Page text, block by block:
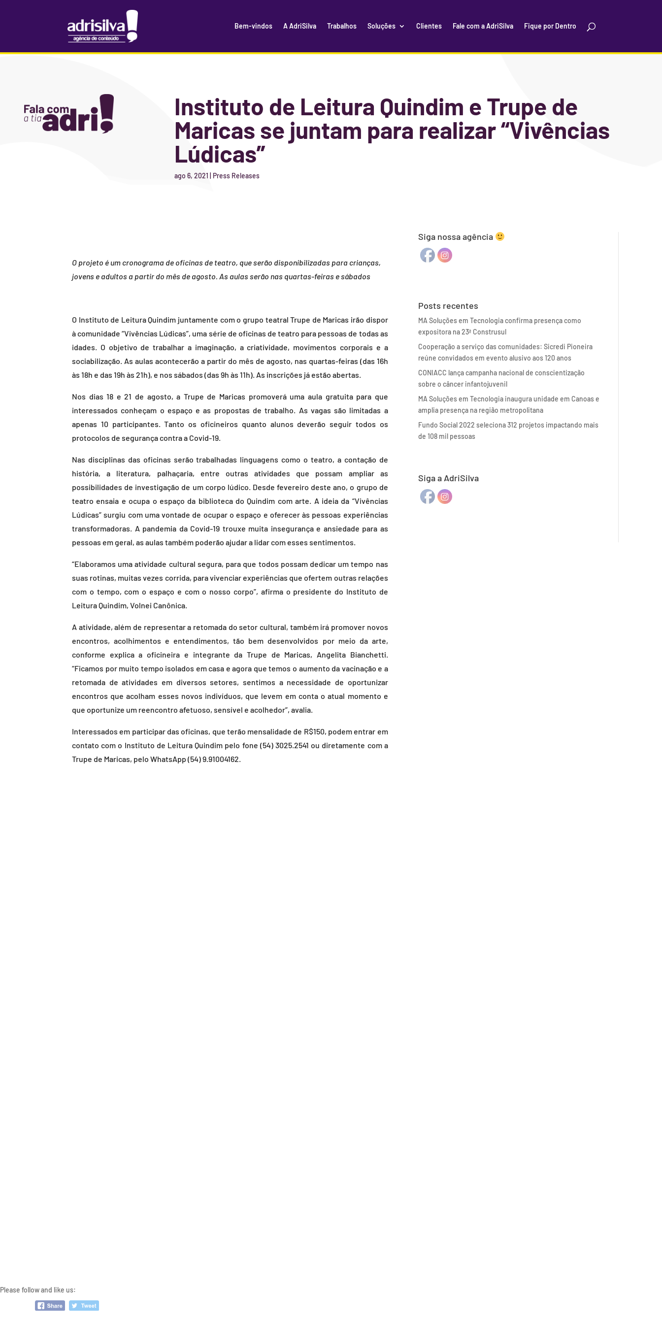
Bem-vindos A AdriSilva Trabalhos Soluções Clientes Fale com a AdriSilva Fique por Dentro
Instituto de Leitura Quindim e Trupe de
Maricas se juntam para realizar “Vivências
Lúdicas”
ago 6, 2021 Press Releases
O projeto é um cronograma de oficinas de teatro, que serão disponibilizadas para crianças,
jovens e adultos a partir do mês de agosto. As aulas serão nas quartas-feiras e sábados
O Instituto de Leitura Quindim juntamente com o grupo teatral Trupe de Maricas irão dispor
à comunidade “Vivências Lúdicas”, uma série de oficinas de teatro para pessoas de todas as
idades. O objetivo de trabalhar a imaginação, a criatividade, movimentos corporais e a
sociabilização. As aulas acontecerão a partir do mês de agosto, nas quartas-feiras (das 16h
às 18h e das 19h às 21h), e nos sábados (das 9h às 11h). As inscrições já estão abertas.
Nos dias 18 e 21 de agosto, a Trupe de Maricas promoverá uma aula gratuita para que
interessados conheçam o espaço e as propostas de trabalho. As vagas são limitadas a
apenas 10 participantes. Tanto os oficineiros quanto alunos deverão seguir todos os
protocolos de segurança contra a Covid-19.
Nas disciplinas das oficinas serão trabalhadas linguagens como o teatro, a contação de
história, a literatura, palhaçaria, entre outras atividades que possam ampliar as
possibilidades de investigação de um corpo lúdico. Desde fevereiro deste ano, o grupo de
teatro ensaia e ocupa o espaço da biblioteca do Quindim com arte. A ideia da “Vivências
Lúdicas” surgiu com uma vontade de ocupar o espaço e oferecer às pessoas experiências
transformadoras. A pandemia da Covid-19 trouxe muita insegurança e ansiedade para as
pessoas em geral, as aulas também poderão ajudar a lidar com esses sentimentos.
“Elaboramos uma atividade cultural segura, para que todos possam dedicar um tempo nas
suas rotinas, muitas vezes corrida, para vivenciar experiências que ofertem outras relações
com o tempo, com o espaço e com o nosso corpo”, afirma o presidente do Instituto de
Leitura Quindim, Volnei Canônica.
A atividade, além de representar a retomada do setor cultural, também irá promover novos
encontros, acolhimentos e entendimentos, tão bem desenvolvidos por meio da arte,
conforme explica a oficineira e integrante da Trupe de Maricas, Angelita Bianchetti.
“Ficamos por muito tempo isolados em casa e agora que temos o aumento da vacinação e a
retomada de atividades em diversos setores, sentimos a necessidade de oportunizar
encontros que acolham esses novos indivíduos, que levem em conta o atual momento e
que oportunize um reencontro afetuoso, sensível e acolhedor”, avalia.
Interessados em participar das oficinas, que terão mensalidade de R$150, podem entrar em
contato com o Instituto de Leitura Quindim pelo fone (54) 3025.2541 ou diretamente com a
Trupe de Maricas, pelo WhatsApp (54) 9.91004162.
Siga nossa agência
Posts recentes
MA Soluções em Tecnologia confirma presença como
expositora na 23ª Construsul
Cooperação a serviço das comunidades: Sicredi Pioneira
reúne convidados em evento alusivo aos 120 anos
CONIACC lança campanha nacional de conscientização
sobre o câncer infantojuvenil
MA Soluções em Tecnologia inaugura unidade em Canoas e
amplia presença na região metropolitana
Fundo Social 2022 seleciona 312 projetos impactando mais
de 108 mil pessoas
Siga a AdriSilva
Please follow and like us: